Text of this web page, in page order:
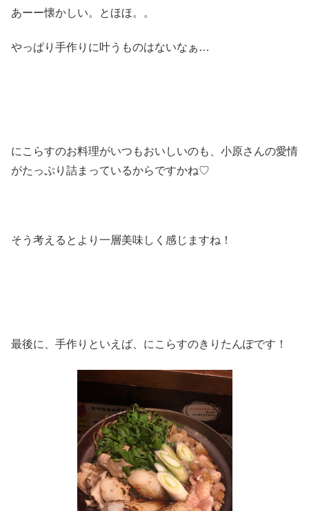
あーー懐かしい。とほほ。。
やっぱり手作りに叶うものはないなぁ…
にこらすのお料理がいつもおいしいのも、小原さんの愛情
がたっぷり詰まっているからですかね♡
そう考えるとより一層美味しく感じますね！
最後に、手作りといえば、にこらすのきりたんぽです！